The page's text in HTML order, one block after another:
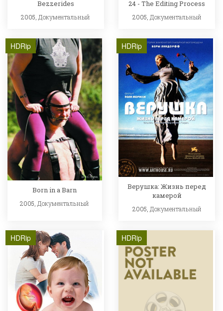
Bezzerides
2005, Документальный
24 - The Editing Process
2005, Документальный
HDRip
Born in a Barn
2005,Документальный
HDRip
Верушка: Жизнь перед
камерой
2005, Документальный
HDRip HDRip